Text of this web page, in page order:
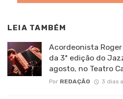
LEIA TAMBÉM
Acordeonista
da 3ª edição do
agosto, no Teatro
Por REDAÇÃO 3 dias